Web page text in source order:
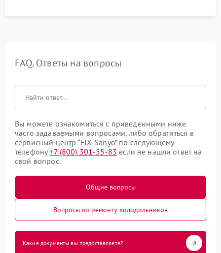
FAQ. Ответы на вопросы
Вы можете ознакомиться с приведенными ниже
часто задаваемыми вопросами, либо обратиться в
сервисный центр “FIX-Sanyo” по следующему
телефону+7 (800) 301-55-83 если не нашли ответ на
свой вопрос.
Общие вопросы
Вопросы по ремонту холодильников
Какие документы вы предоставляете?